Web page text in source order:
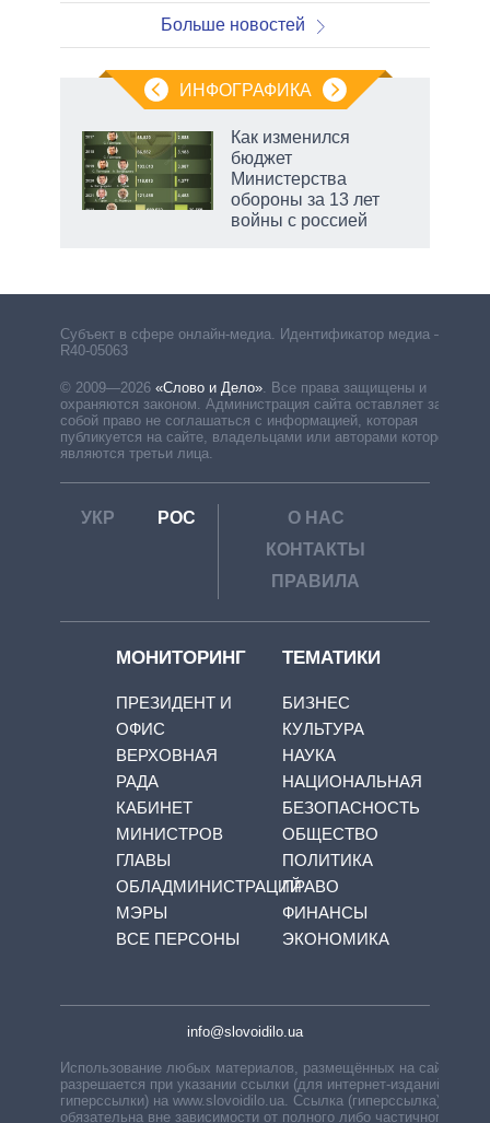
Больше новостей
ИНФОГРАФИКА
Как изменился
бюджет
Министерства
обороны за 13 лет
войны с россией
Субъект в сфере онлайн-медиа. Идентификатор медиа –
R40-05063
© 2009—2026 «Слово и Дело»
Все права защищены и
охраняются законом. Администрация сайта оставляет за
собой право не соглашаться с информацией, которая
публикуется на сайте, владельцами или авторами которой
являются третьи лица.
УКР РОС
О НАС
КОНТАКТЫ
ПРАВИЛА
МОНИТОРИНГ
ПРЕЗИДЕНТ И
ОФИС
ВЕРХОВНАЯ
РАДА
КАБИНЕТ
МИНИСТРОВ
ГЛАВЫ
ОБЛАДМИНИСТРАЦИЙ
МЭРЫ
ВСЕ ПЕРСОНЫ
ТЕМАТИКИ
БИЗНЕС
КУЛЬТУРА
НАУКА
НАЦИОНАЛЬНАЯ
БЕЗОПАСНОСТЬ
ОБЩЕСТВО
ПОЛИТИКА
ПРАВО
ФИНАНСЫ
ЭКОНОМИКА
info@slovoidilo.ua
Использование любых материалов, размещённых на сайте,
разрешается при указании ссылки (для интернет-изданий —
гиперссылки) на www.slovoidilo.ua. Ссылка (гиперссылка)
обязательна вне зависимости от полного либо частичного